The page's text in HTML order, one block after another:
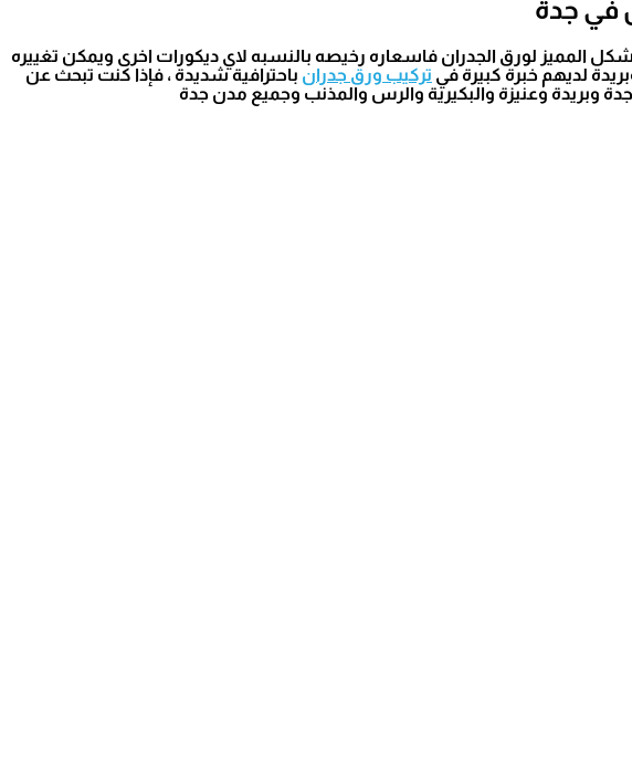
في جدة
المميز لورق الجدران فاسعاره رخيصه بالنسبه لاي ديكورات اخرى ويمكن تغييره
لديهم خبرة كبيرة في تركيب ورق جدران باحترافية شديدة ، فإذا كنت تبحث عن
وبريدة وعنيزة والبكيرية والرس والمذنب وجميع مدن جدة